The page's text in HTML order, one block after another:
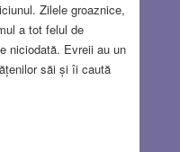
Zilele groaznice,
a tot felul de
niciodată. Evreii au un
săi și îi caută